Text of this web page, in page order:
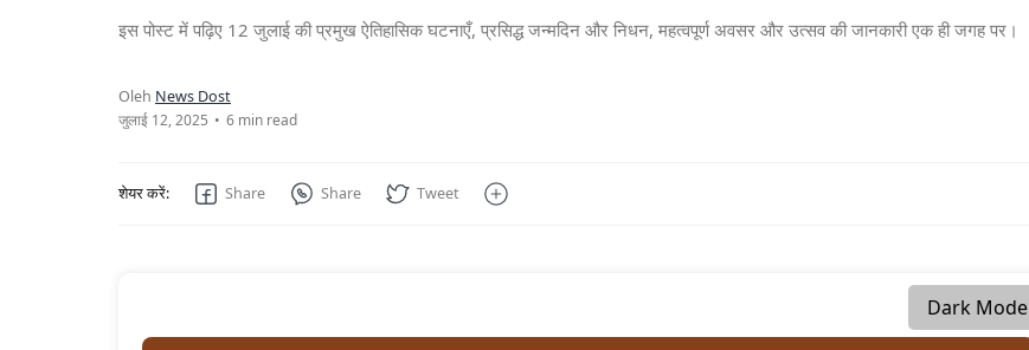
इस पोस्ट में पढ़िए 12 जुलाई की प्रमुख ऐतिहासिक घटनाएँ, प्रसिद्ध जन्मदिन और निधन, महत्वपूर्ण अवसर और उत्सव की जानकारी एक ही जगह पर।
6 min read
Dark Mode